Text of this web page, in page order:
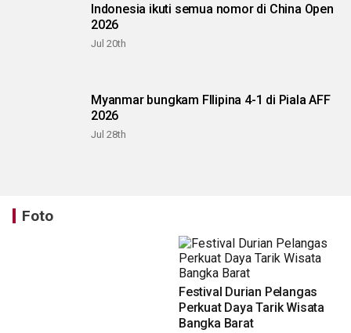
Indonesia ikuti semua nomor di China Open
2026
Jul 20th
Myanmar bungkam FIlipina 4-1 di Piala AFF
2026
Jul 28th
Foto
Festival Durian Pelangas
Perkuat Daya Tarik Wisata
Bangka Barat